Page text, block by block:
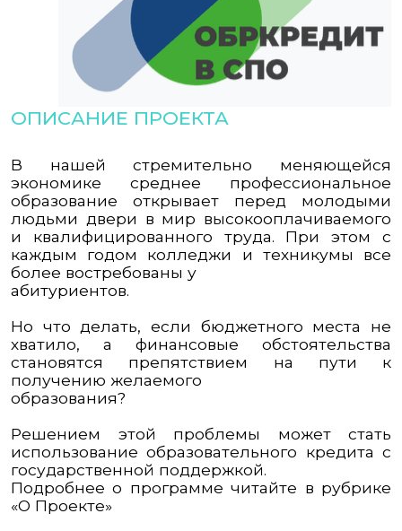
ОПИСАНИЕ ПРОЕКТА
В нашей стремительно меняющейся
экономике среднее профессиональное
образование открывает перед молодыми
людьми двери в мир высокооплачиваемого
и квалифицированного труда. При этом с
каждым годом колледжи и техникумы все
более востребованы у
абитуриентов.
Но что делать, если бюджетного места не
хватило, а финансовые обстоятельства
становятся препятствием на пути к
получению желаемого
образования?
Решением этой проблемы может стать
использование образовательного кредита с
государственной поддержкой.
Подробнее о программе читайте в рубрике
«О Проекте»